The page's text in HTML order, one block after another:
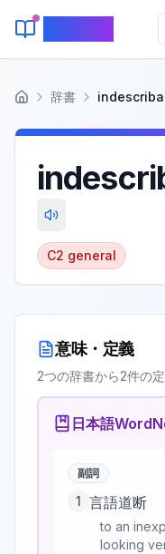
ホーム 辞書
C2 general
意味・定義
2つの辞書から2件の
日本語
副詞
1 言語道断
to an
looking